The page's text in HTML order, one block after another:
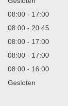
08:00- 17:00
08:00- 20:45
08:00- 17:00
08:00- 17:00
08:00- 16:00
Gesloten